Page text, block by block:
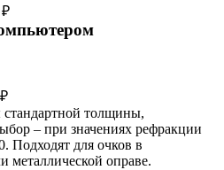
толщины,
– при значениях рефракции
Подходят для очков в
металлической оправе.